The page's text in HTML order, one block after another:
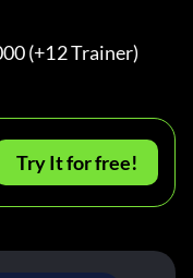
(+12 Trainer)
Try It for free!